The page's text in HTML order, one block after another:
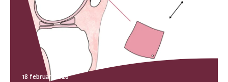
18 februari 2026